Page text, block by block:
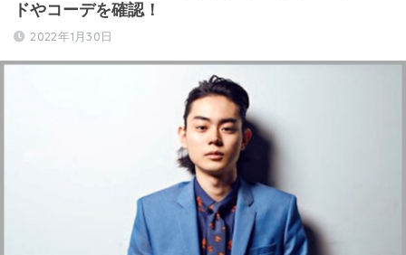
ドやコーデを確認！
2022年1月30日